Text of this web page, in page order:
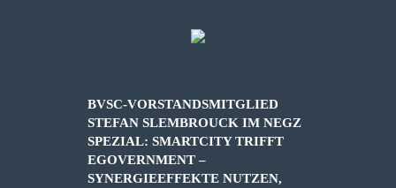
BVSC-VORSTANDSMITGLIED
STEFAN SLEMBROUCK IM NEGZ
SPEZIAL: SMARTCITY TRIFFT
EGOVERNMENT –
SYNERGIEEFFEKTE NUTZEN,